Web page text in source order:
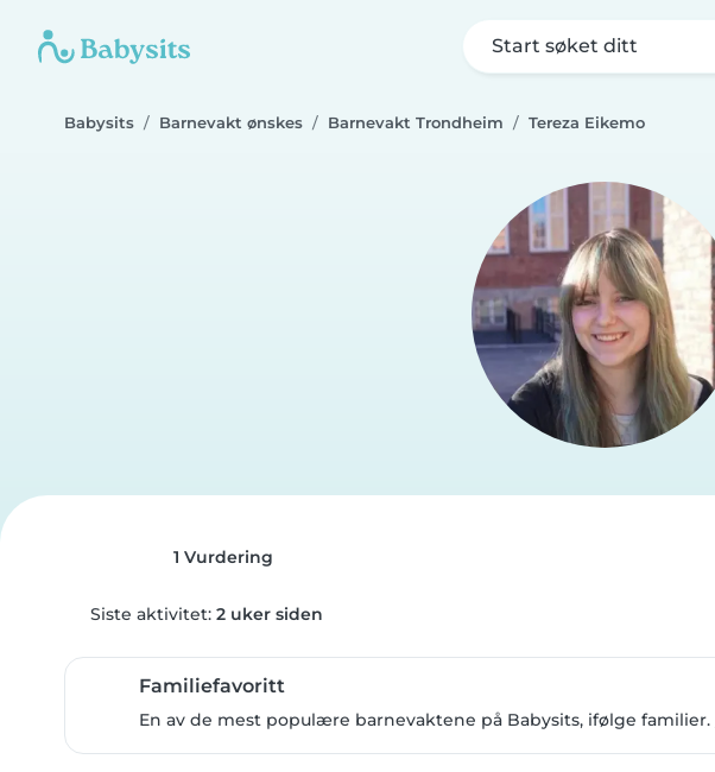
Start søket ditt
Babysits Barnevakt ønskes Barnevakt Trondheim Tereza Eikemo
1 Vurdering
Siste aktivitet: 2 uker siden
Familiefavoritt
En av de mest populære barnevaktene på Babysits, ifølge familier.